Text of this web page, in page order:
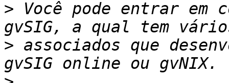
> Você pode entrar em
> associados que